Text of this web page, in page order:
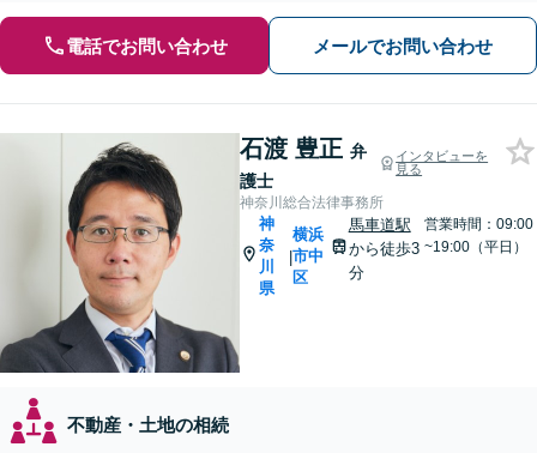
電話でお問い合わせ メールでお問い合わせ
石渡 豊正 弁
護士
インタビューを
見る
神奈川総合法律事務所
神
奈
川
県
|
横浜
市中
区
馬車道駅
から徒歩3
分
営業時間：09:00
~19:00（平日）
不動産・土地の相続